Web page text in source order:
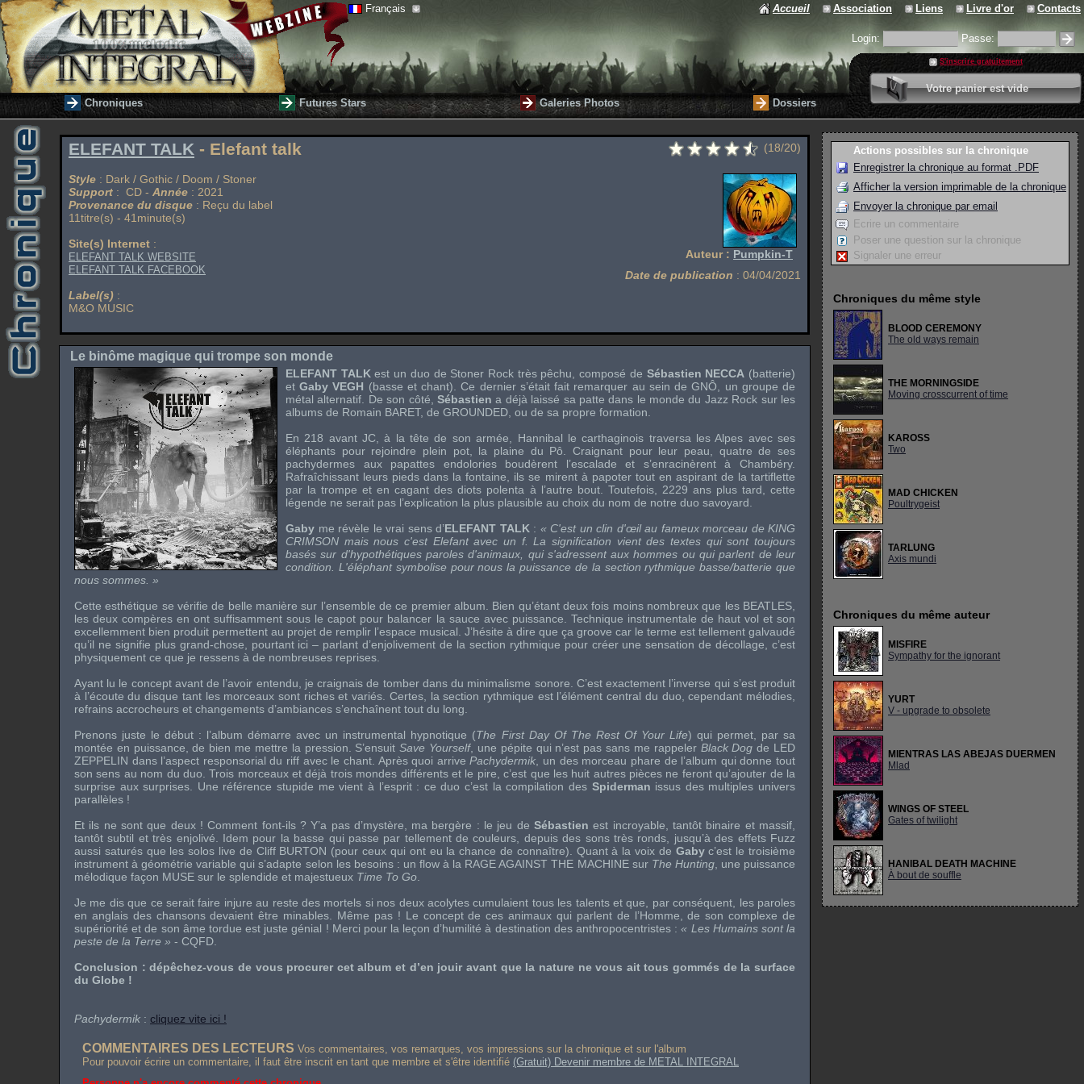
Français Accueil Association Liens Livre d'or Contacts
Login: Passe:
S'inscrire gratuitement
Votre panier est vide
0 article
Valider votre panier
Chroniques Futures Stars Galeries Photos Dossiers
ELEFANT TALK - Elefant talk
Style : Dark / Gothic / Doom / Stoner
Support : CD - Année : 2021
Provenance du disque : Reçu du label
11titre(s) - 41minute(s)
Site(s) Internet :
ELEFANT TALK WEBSITE
ELEFANT TALK FACEBOOK
Label(s) :
M&O MUSIC
(18/20)
Auteur : Pumpkin-T
Date de publication : 04/04/2021
Le binôme magique qui trompe son monde
ELEFANT TALK est un duo de Stoner Rock très pêchu, composé de Sébastien NECCA (batterie)
etGaby VEGH (basse et chant). Ce dernier s’était fait remarquer au sein deGNÔ , un groupe de
métal alternatif. De son côté, Sébastien a déjà laissé sa patte dans le monde du Jazz Rock sur les
albums de Romain BARET, de GROUNDED , ou de sa propre formation.
En 218 avant JC, à la tête de son armée, Hannibal le carthaginois traversa les Alpes avec ses
éléphants pour rejoindre plein pot, la plaine du Pô. Craignant pour leur peau, quatre de ses
pachydermes aux papattes endolories boudèrent l’escalade et s’enracinèrent à Chambéry.
Rafraîchissant leurs pieds dans la fontaine, ils se mirent à papoter tout en aspirant de la tartiflette
par la trompe et en cagant des diots polenta à l’autre bout. Toutefois, 2229 ans plus tard, cette
légende ne serait pas l’explication la plus plausible au choix du nom de notre duo savoyard.
Gaby me révèle le vrai sens d’ELEFANT TALK : « C'est un clin d'œil au fameux morceau de KING
CRIMSON mais nous c'est Elefant avec un f. La signification vient des textes qui sont toujours
basés sur d'hypothétiques paroles d'animaux, qui s'adressent aux hommes ou qui parlent de leur
condition. L'éléphant symbolise pour nous la puissance de la section rythmique basse/batterie que
nous sommes. »
Cette esthétique se vérifie de belle manière sur l’ensemble de ce premier album. Bien qu’étant deux fois moins nombreux que les BEATLES
les deux compères en ont suffisamment sous le capot pour balancer la sauce avec puissance. Technique instrumentale de haut vol et son
excellemment bien produit permettent au projet de remplir l’espace musical. J’hésite à dire que ça groove car le terme est tellement galvaudé
qu’il ne signifie plus grand-chose, pourtant ici – parlant d’enjolivement de la section rythmique pour créer une sensation de décollage, c’est
physiquement ce que je ressens à de nombreuses reprises.
Ayant lu le concept avant de l’avoir entendu, je craignais de tomber dans du minimalisme sonore. C’est exactement l’inverse qui s’est produit
à l’écoute du disque tant les morceaux sont riches et variés. Certes, la section rythmique est l’élément central du duo, cependant mélodies,
refrains accrocheurs et changements d’ambiances s’enchaînent tout du long.
Prenons juste le début : l’album démarre avec un instrumental hypnotique (The First Day Of The Rest Of Your Life) qui permet, par sa
montée en puissance, de bien me mettre la pression. S’ensuitSave Yourself, une pépite qui n’est pas sans me rappeler Black Dog de LED
ZEPPELIN dans l’aspect responsorial du riff avec le chant. Après quoi arrivePachydermik , un des morceau phare de l’album qui donne tout
son sens au nom du duo. Trois morceaux et déjà trois mondes différents et le pire, c’est que les huit autres pièces ne feront qu’ajouter de la
surprise aux surprises. Une référence stupide me vient à l’esprit : ce duo c’est la compilation des Spiderman issus des multiples univers
parallèles !
Et ils ne sont que deux ! Comment font-ils ? Y’a pas d’mystère, ma bergère : le jeu deSébastien est incroyable, tantôt binaire et massif,
tantôt subtil et très enjolivé. Idem pour la basse qui passe par tellement de couleurs, depuis des sons très ronds, jusqu’à des effets Fuzz
aussi saturés que les solos live de Cliff BURTON (pour ceux qui ont eu la chance de connaître). Quant à la voix de Gabyc’est le troisième
instrument à géométrie variable qui s’adapte selon les besoins : un flow à la RAGE AGAINST THE MACHINEsur The Hunting, une puissance
mélodique façon MUSE sur le splendide et majestueux Time To Go
Je me dis que ce serait faire injure au reste des mortels si nos deux acolytes cumulaient tous les talents et que, par conséquent, les paroles
en anglais des chansons devaient être minables. Même pas ! Le concept de ces animaux qui parlent de l’Homme, de son complexe de
supériorité et de son âme tordue est juste génial ! Merci pour la leçon d’humilité à destination des anthropocentristes :« Les Humains sont la
peste de la Terre » - CQFD.
Conclusion : dépêchez-vous de vous procurer cet album et d’en jouir avant que la nature ne vous ait tous gommés de la surface
du Globe !
Pachydermik : cliquez vite ici !
COMMENTAIRES DES LECTEURS Vos commentaires, vos remarques, vos impressions sur la chronique et sur l'album
Pour pouvoir écrire un commentaire, il faut être inscrit en tant que membre et s'être identifié (Gratuit) Devenir membre de METAL INTEGRAL
Actions possibles sur la chronique
Enregistrer la chronique au format .PDF
Afficher la version imprimable de la chronique
Envoyer la chronique par email
Ecrire un commentaire
Poser une question sur la chronique
Signaler une erreur
Chroniques du même style
BLOOD CEREMONY
The old ways remain
THE MORNINGSIDE
Moving crosscurrent of time
KAROSS
Two
MAD CHICKEN
Poultrygeist
TARLUNG
Axis mundi
Chroniques du même auteur
MISFIRE
Sympathy for the ignorant
YURT
V - upgrade to obsolete
MIENTRAS LAS ABEJAS DUERMEN
Mlad
WINGS OF STEEL
Gates of twilight
HANIBAL DEATH MACHINE
À bout de souffle